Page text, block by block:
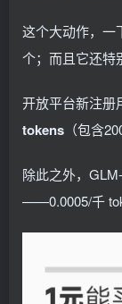
这个大动作，一
个；而且它还特
开放平台新注册
tokens （包含
除此之外，
——0.0005/千